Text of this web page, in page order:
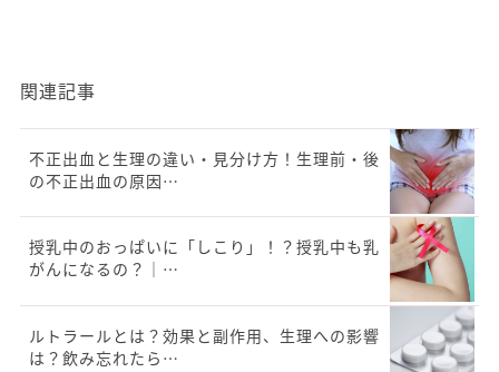
関連記事
不正出血と生理の違い・見分け方！生理前・後
の不正出血の原因…
授乳中のおっぱいに「しこり」！？授乳中も乳
がんになるの？｜…
ルトラールとは？効果と副作用、生理への影響
は？飲み忘れたら…